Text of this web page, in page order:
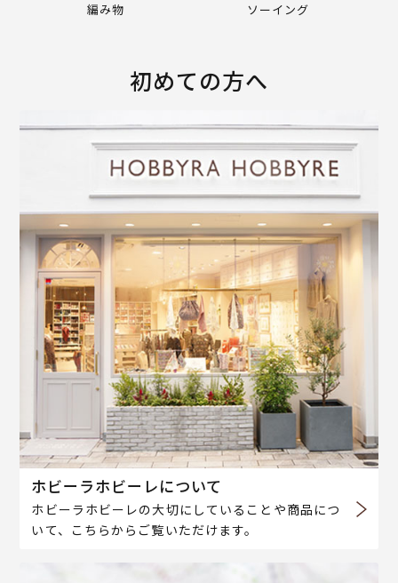
編み物 ソーイング
初めての方へ
ホビーラホビーレについて
ホビーラホビーレの大切にしていることや商品につ
いて、こちらからご覧いただけます。